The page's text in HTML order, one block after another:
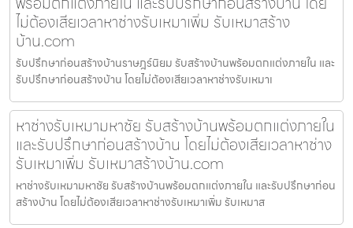
ไม่ต้องเสียเวลาหาช่างรับเหมาเพิ่ม รับเหมาสร้าง
บ้าน.com
รับปรึกษาก่อนสร้างบ้านราษฎร์นิยม รับสร้างบ้านพร้อมตกแต่งภายใน และ
รับปรึกษาก่อนสร้างบ้าน โดยไม่ต้องเสียเวลาหาช่างรับเหมาเ
หาช่างรับเหมามหาชัย รับสร้างบ้านพร้อมตกแต่งภายใน
และรับปรึกษาก่อนสร้างบ้าน โดยไม่ต้องเสียเวลาหาช่าง
รับเหมาเพิ่ม รับเหมาสร้างบ้าน.com
หาช่างรับเหมามหาชัย รับสร้างบ้านพร้อมตกแต่งภายใน และรับปรึกษาก่อน
สร้างบ้าน โดยไม่ต้องเสียเวลาหาช่างรับเหมาเพิ่ม รับเหมาส